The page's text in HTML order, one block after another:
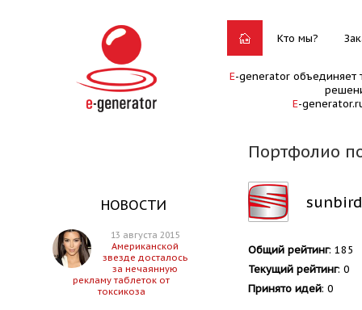
Кто мы?
E-generator объединяет
E-
Портфолио
НОВОСТИ
13 августа 2015
Американской
звезде досталось
за нечаянную
рекламу таблеток от
токсикоза
sunbird
Общий рейтинг: 185
Текущий рейтинг: 0
Принято идей: 0